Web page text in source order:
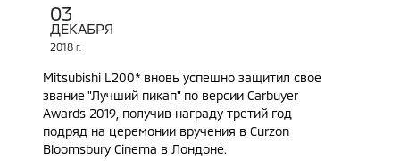
03
ДЕКАБРЯ
2018 Г.
Mitsubishi L200* вновь успешно защитил свое
звание "Лучший пикап" по версии Carbuyer
Awards 2019, получив награду третий год
подряд на церемонии вручения в Curzon
Bloomsbury Cinema в Лондоне.